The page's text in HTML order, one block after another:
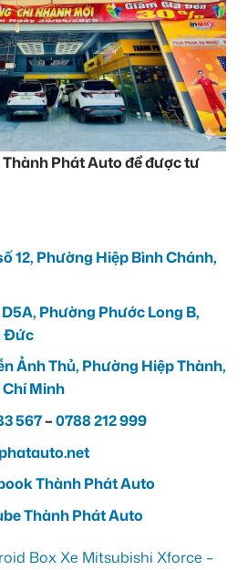
Thành Phát Autođể được tư
12, Phường Hiệp Bình Chánh,
Phường Phước Long B,
Đức
Ảnh Thủ, Phường Hiệp Thành,
Chí Minh
567–0788 212 999
Thành Phát Auto
Thành Phát Auto
Box Xe Mitsubishi Xforce –